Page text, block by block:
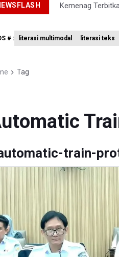
Kemenag
Polda Metro
# : literasi multimodal literasi teks
Tag
train-